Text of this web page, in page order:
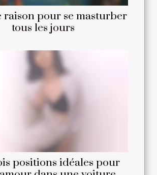
raison pour se masturber
tous les jours
positions idéales pour